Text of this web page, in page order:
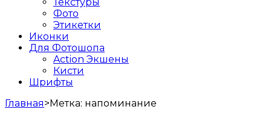
Фото
Этикетки
Иконки
Для Фотошопа
Action Экшены
Кисти
Шрифты
Главная>Метка: напоминание